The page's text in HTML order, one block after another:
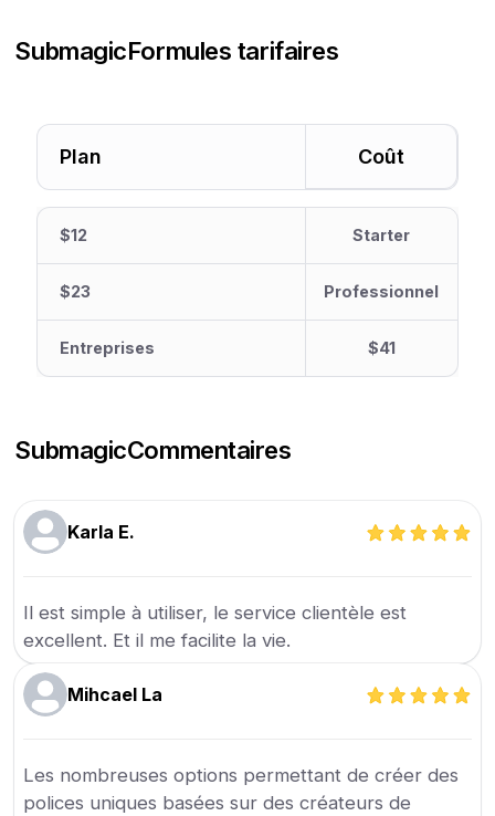
SubmagicFormules tarifaires
Plan Coût
$12 Starter
$23 Professionnel
Entreprises $41
SubmagicCommentaires
Karla E.
Il est simple à utiliser, le service clientèle est
excellent. Et il me facilite la vie.
Mihcael La
Les nombreuses options permettant de créer des
polices uniques basées sur des créateurs de